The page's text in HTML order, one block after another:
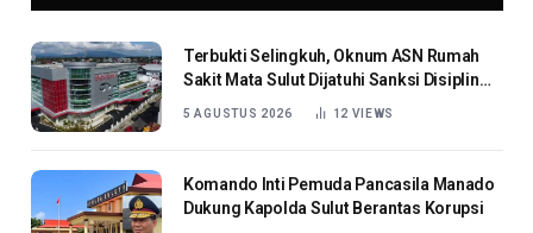
Terbukti Selingkuh, Oknum ASN Rumah
Sakit Mata Sulut Dijatuhi Sanksi Disiplin
5 AGUSTUS 2026 12 VIEWS
Komando Inti Pemuda Pancasila Manado
Dukung Kapolda Sulut Berantas Korupsi